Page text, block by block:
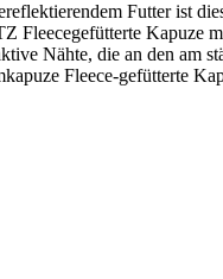
Futter ist
Kapuze
Nähte, die an den am
Fleece-gefütterte